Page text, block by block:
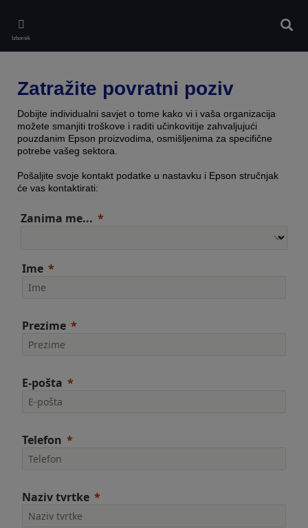
main
content
Izbornik
Zatražite povratni poziv
Dobijte individualni savjet o tome kako vi i vaša organizacija
možete smanjiti troškove i raditi učinkovitije zahvaljujući
pouzdanim Epson proizvodima, osmišljenima za specifične
potrebe vašeg sektora.
Pošaljite svoje kontakt podatke u nastavku i Epson stručnjak
će vas kontaktirati:
Zanima me...
Ime
Prezime
E-pošta
Telefon
Naziv tvrtke